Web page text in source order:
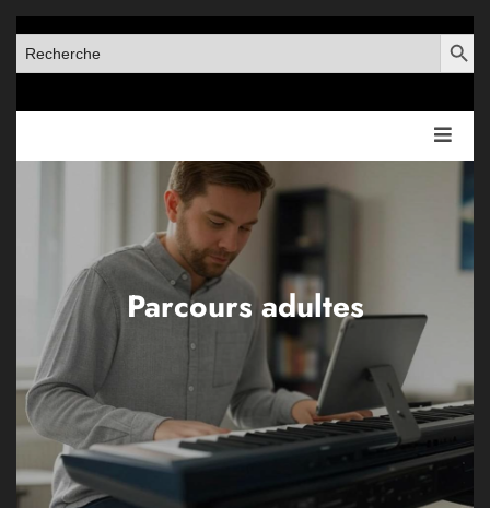
SEARCH
FOR:
SEARCH
Parcours adultes